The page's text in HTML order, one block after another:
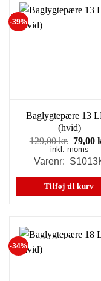
-39%
Baglygtepære 13
(hvid)
129,00kr. Den
pris
79,00
inkl. moms
Varenr:
Tilføj til kurv
-34%